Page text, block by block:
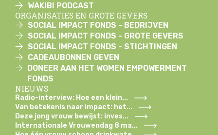
WAKIBI PODCAST
ORGANISATIES EN GROTE GEVERS
SOCIAL IMPACT FONDS - BEDRIJVEN
SOCIAL IMPACT FONDS - GROTE GEVERS
SOCIAL IMPACT FONDS - STICHTINGEN
CADEAUBONNEN GEVEN
DONEER AAN HET WOMEN EMPOWERMENT
FONDS
NIEUWS
Radio-interview: Hoe een klein...
Van betekenis naar impact: het...
Deze jong vrouw bewijst: inves...
Internationale Vrouwendag 8 ma...